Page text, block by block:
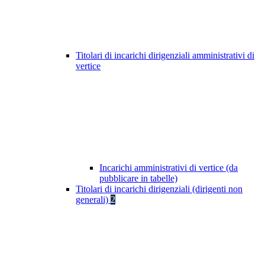
Titolari di incarichi dirigenziali amministrativi di
vertice
Incarichi amministrativi di vertice (da
pubblicare in tabelle)
Titolari di incarichi dirigenziali (dirigenti non
generali) 2